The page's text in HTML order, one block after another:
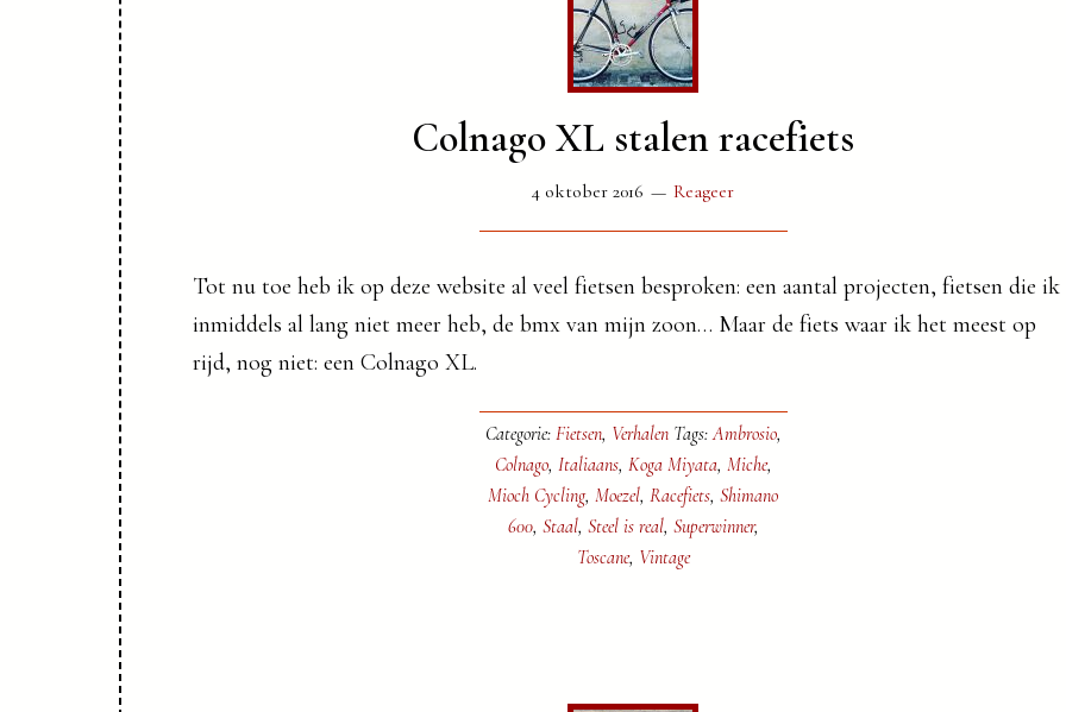
Colnago XL stalen racefiets
4 oktober 2016 Reageer
Tot nu toe heb ik op deze website al veel fietsen besproken: een aantal projecten, fietsen die ik
inmiddels al lang niet meer heb, de bmx van mijn zoon… Maar de fiets waar ik het meest op
rijd, nog niet: een Colnago XL.
Categorie: Fietsen, Verhalen Tags:Ambrosio,
Colnago, Italiaans, Koga Miyata, Miche,
Mioch Cycling, Moezel, Racefiets, Shimano
600, Staal, Steel is real, Superwinner,
Toscane, Vintage